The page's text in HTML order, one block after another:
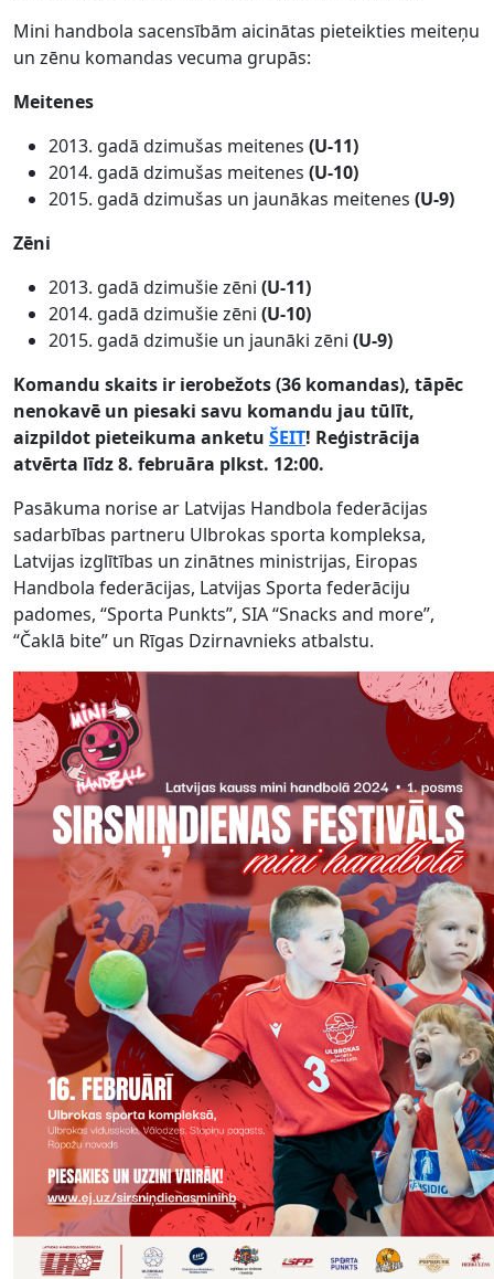
Mini handbola sacensībām aicinātas pieteikties meiteņu
un zēnu komandas vecuma grupās:
Meitenes
2013. gadā dzimušas meitenes (U-11)
2014. gadā dzimušas meitenes (U-10)
2015. gadā dzimušas un jaunākas meitenes (U-9)
Zēni
2013. gadā dzimušie zēni (U-11)
2014. gadā dzimušie zēni (U-10)
2015. gadā dzimušie un jaunāki zēni (U-9)
Komandu skaits ir ierobežots (36 komandas), tāpēc
nenokavē un piesaki savu komandu jau tūlīt,
aizpildot pieteikuma anketu ŠEIT! Reģistrācija
atvērta līdz 8. februāra plkst. 12:00.
Pasākuma norise ar Latvijas Handbola federācijas
sadarbības partneru Ulbrokas sporta kompleksa,
Latvijas izglītības un zinātnes ministrijas, Eiropas
Handbola federācijas, Latvijas Sporta federāciju
padomes, “Sporta Punkts”, SIA “Snacks and more”,
“Čaklā bite” un Rīgas Dzirnavnieks atbalstu.